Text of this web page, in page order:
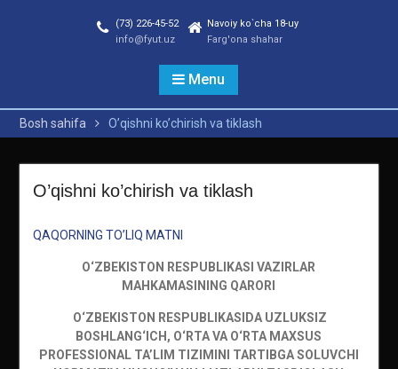
(73) 226-45-52
info@fyut.uz
Navoiy ko`cha 18-uy
Farg'ona shahar
Menu
Bosh sahifa O’qishni ko’chirish va tiklash
O’qishni ko’chirish va tiklash
QAQORNING TO’LIQ MATNI
O‘ZBEKISTON RESPUBLIKASI VAZIRLAR
MAHKAMASINING QARORI
O‘ZBEKISTON RESPUBLIKASIDA UZLUKSIZ
BOSHLANG‘ICH, O‘RTA VA O‘RTA MAXSUS
PROFESSIONAL TA’LIM TIZIMINI TARTIBGA SOLUVCHI